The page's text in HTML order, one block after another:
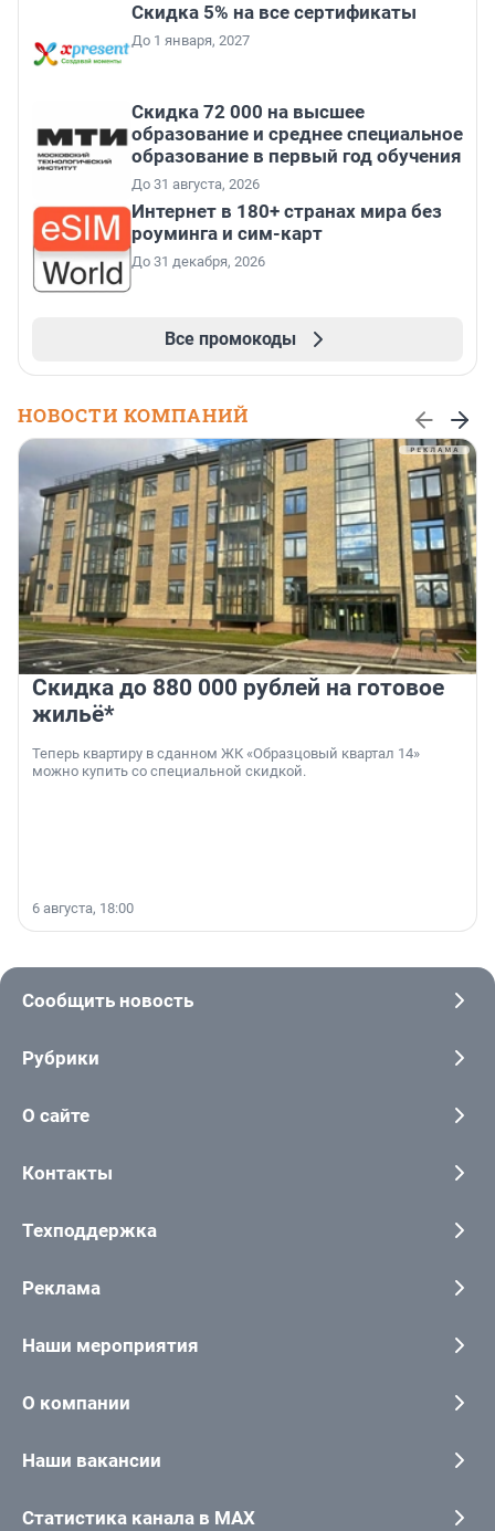
Скидка 5% на все сертификаты
До 1 января, 2027
Скидка 72 000 на высшее
образование и среднее специальное
образование в первый год обучения
До 31 августа, 2026
Интернет в 180+ странах мира без
роуминга и сим-карт
До 31 декабря, 2026
Все промокоды
НОВОСТИ КОМПАНИЙ
Скидка до 880 000 рублей на готовое
жильё*
Теперь квартиру в сданном ЖК «Образцовый квартал 14»
можно купить со специальной скидкой.
6 августа, 18:00
Сообщить новость
Рубрики
О сайте
Контакты
Техподдержка
Реклама
Наши мероприятия
О компании
Наши вакансии
Статистика канала в MAX